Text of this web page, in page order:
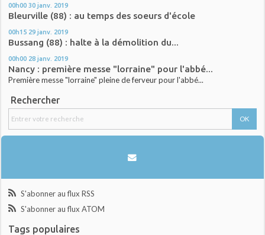
00h00 30 janv. 2019
Bleurville (88) : au temps des soeurs d'école
00h15 29 janv. 2019
Bussang (88) : halte à la démolition du...
00h00 28 janv. 2019
Nancy : première messe "lorraine" pour l'abbé...
Première messe "lorraine" pleine de ferveur pour l'abbé...
Rechercher
S'abonner au flux RSS
S'abonner au flux ATOM
Tags populaires